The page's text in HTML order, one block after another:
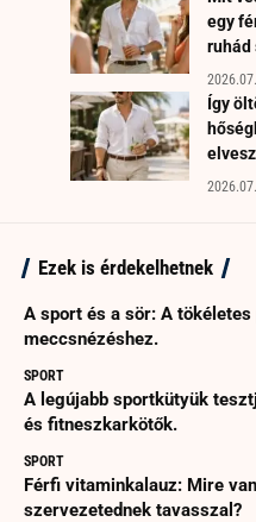
egy
ruhád
Így
Ezek is érdekelhetnek
A sport és a sör: A
meccsnézéshez.
SPORT
A legújabb sportkütyük
és fitneszkarkötők.
SPORT
Férfi vitaminkalauz: Mire
szervezetednek tavasszal?